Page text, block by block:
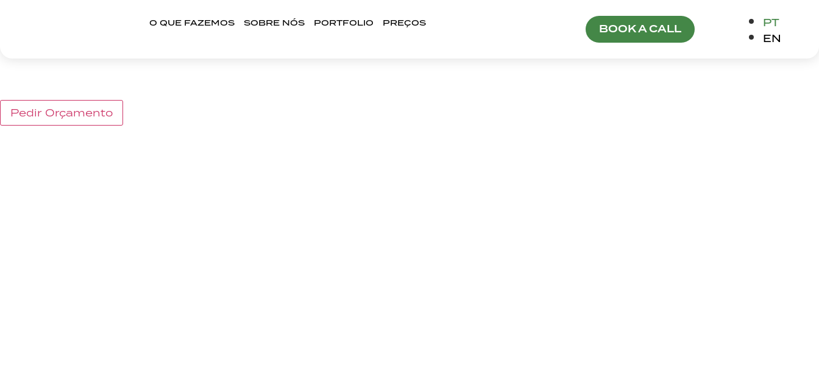
O QUE FAZEMOS SOBRE NÓS PORTFOLIO PREÇOS BOOK A CALL
PT
EN
Pedir Orçamento